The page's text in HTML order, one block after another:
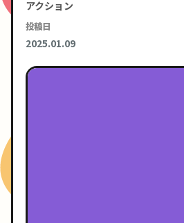
アクション
投稿日
2025.01.09